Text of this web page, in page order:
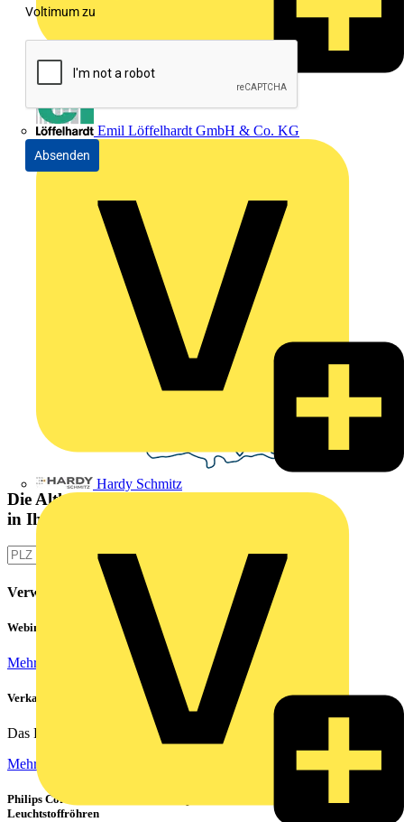
Emil Löffelhardt GmbH & Co. KG
Hardy Schmitz
Voltimum zu
Absenden
Die Altlampen Sammelstelle
in Ihrer Nähe
Verwandte Inhalte
Webinar: Not-Aus und Not-Halt in der Praxis
Mehr lesen
Verkabelung von Rechenzentren
Das Rechenzentrum ist das Herzstück eines jeden...
Mehr lesen
Philips CorePro LED-Röhren: Der preiswerte 1:1 Ersatz für
Leuchtstoffröhren